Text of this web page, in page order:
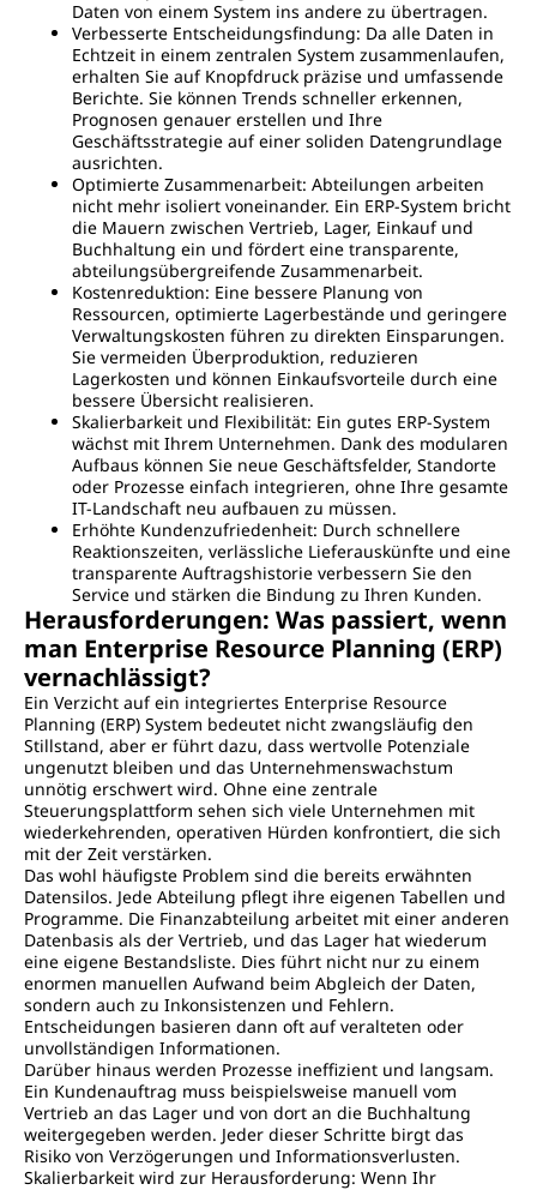
Daten von einem System ins andere zu übertragen.
Verbesserte Entscheidungsfindung: Da alle Daten in
Echtzeit in einem zentralen System zusammenlaufen,
erhalten Sie auf Knopfdruck präzise und umfassende
Berichte. Sie können Trends schneller erkennen,
Prognosen genauer erstellen und Ihre
Geschäftsstrategie auf einer soliden Datengrundlage
ausrichten.
Optimierte Zusammenarbeit: Abteilungen arbeiten
nicht mehr isoliert voneinander. Ein ERP-System bricht
die Mauern zwischen Vertrieb, Lager, Einkauf und
Buchhaltung ein und fördert eine transparente,
abteilungsübergreifende Zusammenarbeit.
Kostenreduktion: Eine bessere Planung von
Ressourcen, optimierte Lagerbestände und geringere
Verwaltungskosten führen zu direkten Einsparungen.
Sie vermeiden Überproduktion, reduzieren
Lagerkosten und können Einkaufsvorteile durch eine
bessere Übersicht realisieren.
Skalierbarkeit und Flexibilität: Ein gutes ERP-System
wächst mit Ihrem Unternehmen. Dank des modularen
Aufbaus können Sie neue Geschäftsfelder, Standorte
oder Prozesse einfach integrieren, ohne Ihre gesamte
IT-Landschaft neu aufbauen zu müssen.
Erhöhte Kundenzufriedenheit: Durch schnellere
Reaktionszeiten, verlässliche Lieferauskünfte und eine
transparente Auftragshistorie verbessern Sie den
Service und stärken die Bindung zu Ihren Kunden.
Herausforderungen: Was passiert, wenn
man Enterprise Resource Planning (ERP)
vernachlässigt?
Ein Verzicht auf ein integriertes Enterprise Resource
Planning (ERP) System bedeutet nicht zwangsläufig den
Stillstand, aber er führt dazu, dass wertvolle Potenziale
ungenutzt bleiben und das Unternehmenswachstum
unnötig erschwert wird. Ohne eine zentrale
Steuerungsplattform sehen sich viele Unternehmen mit
wiederkehrenden, operativen Hürden konfrontiert, die sich
mit der Zeit verstärken.
Das wohl häufigste Problem sind die bereits erwähnten
Datensilos. Jede Abteilung pflegt ihre eigenen Tabellen und
Programme. Die Finanzabteilung arbeitet mit einer anderen
Datenbasis als der Vertrieb, und das Lager hat wiederum
eine eigene Bestandsliste. Dies führt nicht nur zu einem
enormen manuellen Aufwand beim Abgleich der Daten,
sondern auch zu Inkonsistenzen und Fehlern.
Entscheidungen basieren dann oft auf veralteten oder
unvollständigen Informationen.
Darüber hinaus werden Prozesse ineffizient und langsam.
Ein Kundenauftrag muss beispielsweise manuell vom
Vertrieb an das Lager und von dort an die Buchhaltung
weitergegeben werden. Jeder dieser Schritte birgt das
Risiko von Verzögerungen und Informationsverlusten.
Skalierbarkeit wird zur Herausforderung: Wenn Ihr